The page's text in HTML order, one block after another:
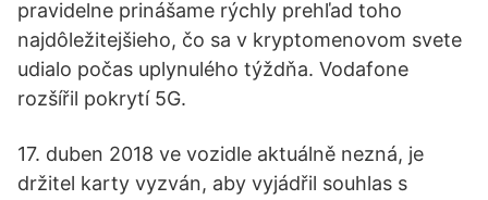
pravidelne prinášame rýchly prehľad toho
najdôležitejšieho, čo sa v kryptomenovom svete
udialo počas uplynulého týždňa. Vodafone
rozšířil pokrytí 5G.
17. duben 2018 ve vozidle aktuálně nezná, je
držitel karty vyzván, aby vyjádřil souhlas s